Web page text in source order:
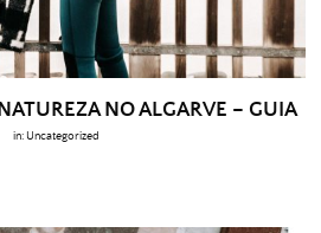
NO ALGARVE – GUIA
in: Uncategorized